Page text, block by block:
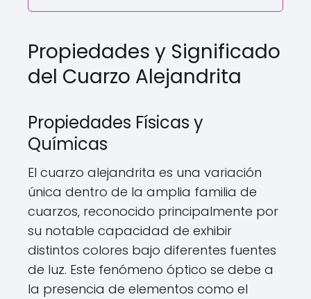
Propiedades y Significado
del Cuarzo Alejandrita
Propiedades Físicas y
Químicas
El cuarzo alejandrita es una variación
única dentro de la amplia familia de
cuarzos, reconocido principalmente por
su notable capacidad de exhibir
distintos colores bajo diferentes fuentes
de luz. Este fenómeno óptico se debe a
la presencia de elementos como el